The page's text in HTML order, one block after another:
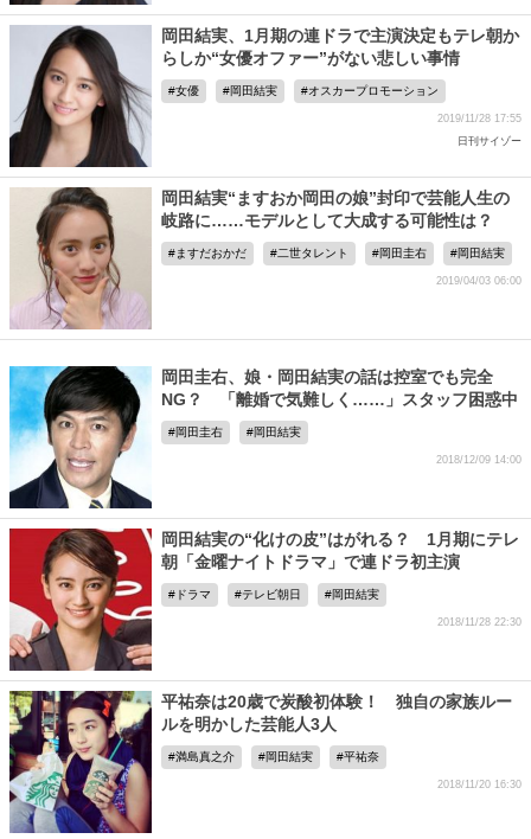
岡田結実、1月期の連ドラで主演決定もテレ朝か
らしか“女優オファー”がない悲しい事情
女優 岡田結実 オスカープロモーション
2019/11/28 17:55
日刊サイゾー
岡田結実“ますおか岡田の娘”封印で芸能人生の
岐路に……モデルとして大成する可能性は？
ますだおかだ 二世タレント 岡田圭右 岡田結実
2019/04/03 06:00
岡田圭右、娘・岡田結実の話は控室でも完全
NG？ 「離婚で気難しく……」スタッフ困惑中
岡田圭右 岡田結実
2018/12/09 14:00
岡田結実の“化けの皮”はがれる？ 1月期にテレ
朝「金曜ナイトドラマ」で連ドラ初主演
ドラマ テレビ朝日 岡田結実
2018/11/28 22:30
平祐奈は20歳で炭酸初体験！ 独自の家族ルー
ルを明かした芸能人3人
満島真之介 岡田結実 平祐奈
2018/11/20 16:30